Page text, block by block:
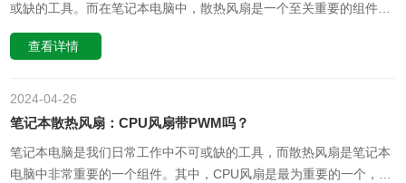
或缺的工具。而在笔记本电脑中，散热风扇是一个至关重要的组件，
其中CPU风扇则是其中的核心部分。那么，CPU风扇是由什么材质制
成的呢？一、CPU风扇的材质一般来说，风扇的扇叶通常由工程塑料
适中且易于……
查看详情
26
2024-04
笔记本散热风扇：CPU风扇带PWM吗？
笔记本电脑是我们日常工作中不可或缺的工具，而散热风扇是笔记本
电脑中非常重要的一个组件。其中，CPU风扇是最为重要的一个，因